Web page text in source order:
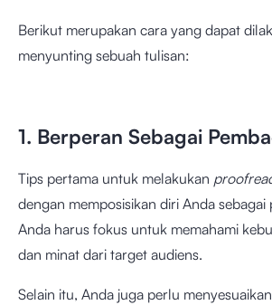
Berikut merupakan cara yang dapat
menyunting sebuah tulisan:
1. Berperan Sebagai
Tips pertama untuk melakukan
dengan memposisikan diri Anda sebagai
Anda harus fokus untuk memahami
dan minat dari target audiens.
Selain itu, Anda juga perlu